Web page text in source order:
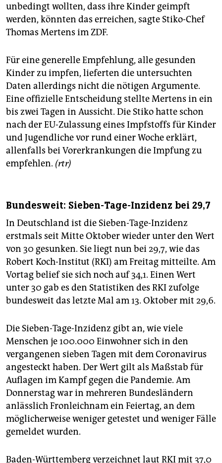
unbedingt wollten, dass ihre Kinder geimpft
werden, könnten das erreichen, sagte Stiko-Chef
Thomas Mertens im ZDF.
Für eine generelle Empfehlung, alle gesunden
Kinder zu impfen, lieferten die untersuchten
Daten allerdings nicht die nötigen Argumente.
Eine offizielle Entscheidung stellte Mertens in ein
bis zwei Tagen in Aussicht. Die Stiko hatte schon
nach der EU-Zulassung eines Impfstoffs für Kinder
und Jugendliche vor rund einer Woche erklärt,
allenfalls bei Vorerkrankungen die Impfung zu
empfehlen. (rtr)
Bundesweit: Sieben-Tage-Inzidenz bei 29,7
In Deutschland ist die Sieben-Tage-Inzidenz
erstmals seit Mitte Oktober wieder unter den Wert
von 30 gesunken. Sie liegt nun bei 29,7, wie das
Robert Koch-Institut (RKI) am Freitag mitteilte. Am
Vortag belief sie sich noch auf 34,1. Einen Wert
unter 30 gab es den Statistiken des RKI zufolge
bundesweit das letzte Mal am 13. Oktober mit 29,6.
Die Sieben-Tage-Inzidenz gibt an, wie viele
Menschen je 100.000 Einwohner sich in den
vergangenen sieben Tagen mit dem Coronavirus
angesteckt haben. Der Wert gilt als Maßstab für
Auflagen im Kampf gegen die Pandemie. Am
Donnerstag war in mehreren Bundesländern
anlässlich Fronleichnam ein Feiertag, an dem
möglicherweise weniger getestet und weniger Fälle
gemeldet wurden.
Baden-Württemberg verzeichnet laut RKI mit 37,0